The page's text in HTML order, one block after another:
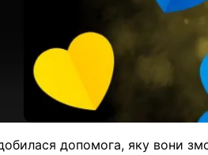
допомога, яку вони